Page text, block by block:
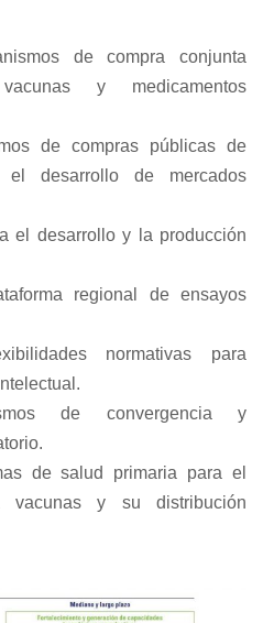
de compra conjunta
y medicamentos
de compras públicas de
el desarrollo de mercados
el desarrollo y la producción
regional de ensayos
normativas para
de convergencia y
de salud primaria para el
vacunas y su distribución